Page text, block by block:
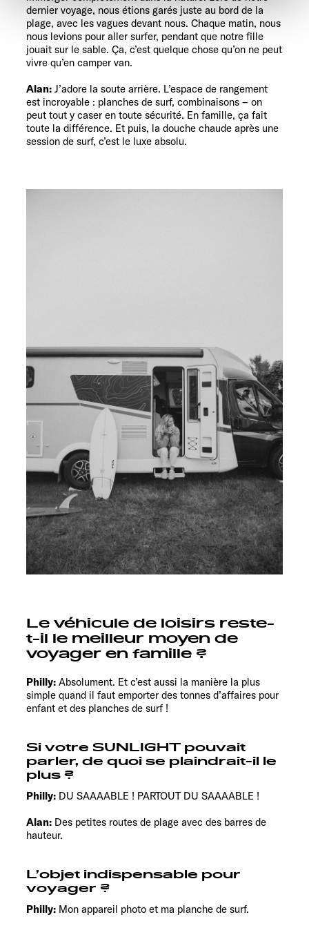
werden. Klicken Sie auf Ablehnen, werden nur die
notwendigen Cookies auf der Webseite gesetzt, die für
den störungsfreien Betrieb der Webseite und die
Ermöglichung der Seitennavigation erforderlich sind.
dernier voyage, nous étions garés juste au bord de la
plage, avec les vagues devant nous. Chaque matin, nous
nous levions pour aller surfer, pendant que notre fille
jouait sur le sable. Ça, c’est quelque chose qu’on ne peut
vivre qu’en camper van.
Alan: J’adore la soute arrière. L’espace de rangement
est incroyable : planches de surf, combinaisons – on
peut tout y caser en toute sécurité. En famille, ça fait
toute la différence. Et puis, la douche chaude après une
session de surf, c’est le luxe absolu.
Le véhicule de loisirs reste-
t-il le meilleur moyen de
voyager en famille ?
Philly: Absolument. Et c’est aussi la manière la plus
simple quand il faut emporter des tonnes d’affaires pour
enfant et des planches de surf !
Si votre SUNLIGHT pouvait
parler, de quoi se plaindrait-il le
plus ?
Philly: DU SAAAABLE ! PARTOUT DU SAAAABLE !
Alan: Des petites routes de plage avec des barres de
hauteur.
L’objet indispensable pour
voyager ?
Philly: Mon appareil photo et ma planche de surf.